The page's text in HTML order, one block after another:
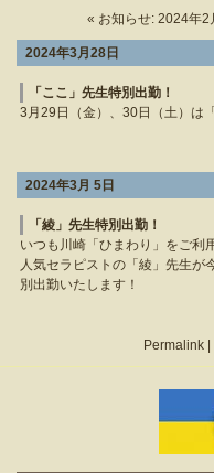
« お知らせ: 2024年2
2024年3月28日
「ここ」先生特別出勤！
3月29日（金）、30日（土）は
2024年3月 5日
「綾」先生特別出勤！
いつも川崎「ひまわり」をご利
人気セラピストの「綾」先生が
別出勤いたします！
Permalink